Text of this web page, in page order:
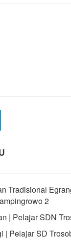
Tradisional
2
| Pelajar SDN
| Pelajar SD